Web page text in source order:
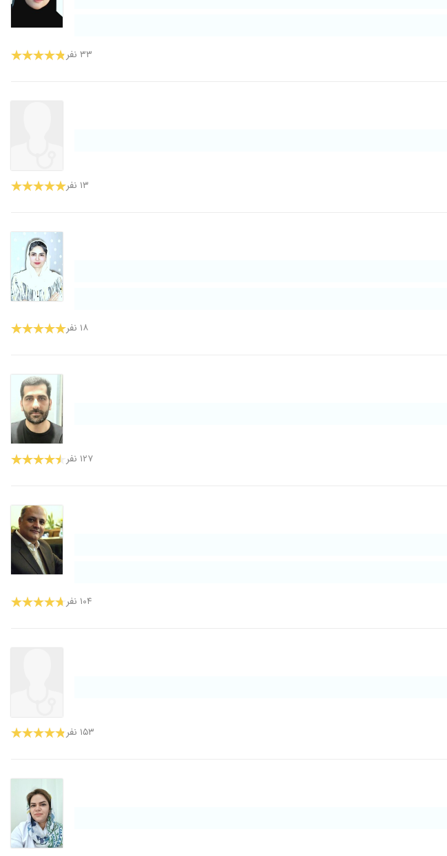
۳۳ نفر
۱۳ نفر
۱۸ نفر
۱۲۷ نفر
۱۰۴ نفر
۱۵۳ نفر